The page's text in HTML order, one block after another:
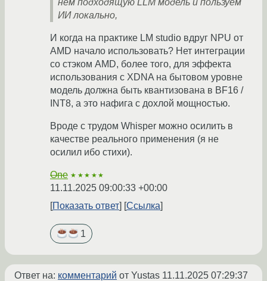
ИИ локально,
И когда на практике LM studio вдруг NPU от
AMD начало использовать? Нет интеграции
со стэком AMD, более того, для эффекта
использования с XDNA на бытовом уровне
модель должна быть квантизована в BF16 /
INT8, а это нафига с дохлой мощностью.
Вроде с трудом Whisper можно осилить в
качестве реального применения (я не
осилил ибо стихи).
One ★★★★★
11.11.2025 09:00:33 +00:00
Показать ответ
Ссылка
1
Ответ на: комментарий от Yustas 11.11.2025 07:29:37